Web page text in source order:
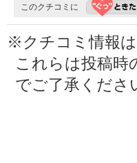
このクチコミに
※クチコミ情報
これらは投稿時
でご了承くださ